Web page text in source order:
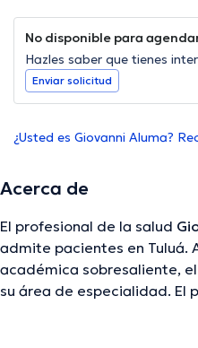
No disponible para
Hazles saber que tienes
Enviar solicitud
¿Usted es Giovanni Aluma?
Acerca de
El profesional de la salud
admite pacientes en Tuluá.
académica sobresaliente,
su área de especialidad. El